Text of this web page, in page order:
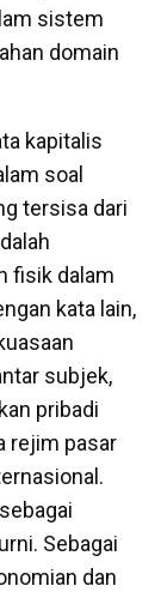
sistem
domain
kapitalis
soal
tersisa dari
fisik dalam
kata lain,
subjek,
pribadi
rejim pasar
Sebagai
dan